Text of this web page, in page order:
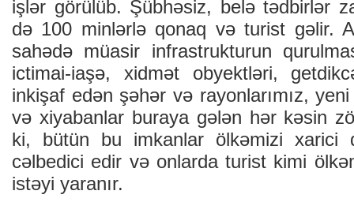
işlər görülüb. Şübhəsiz, belə tədbirlər
də 100 minlərlə qonaq və turist gəlir.
sahədə müasir infrastrukturun
ictimai-iaşə, xidmət obyektləri,
inkişaf edən şəhər və rayonlarımız,
və xiyabanlar buraya gələn hər kəsin
ki, bütün bu imkanlar ölkəmizi xarici
cəlbedici edir və onlarda turist kimi
istəyi yaranır.